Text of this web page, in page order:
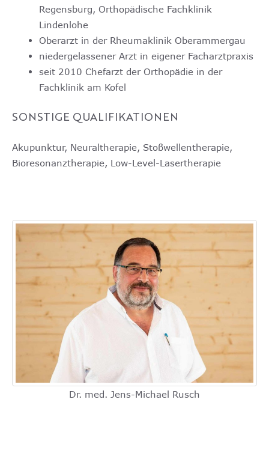
Dr. med. Jens-Michael Rusch
Regensburg, Orthopädische Fachklinik
Lindenlohe
Oberarzt in der Rheumaklinik Oberammergau
niedergelassener Arzt in eigener Facharztpraxis
seit 2010 Chefarzt der Orthopädie in der
Fachklinik am Kofel
SONSTIGE QUALIFIKATIONEN
Akupunktur, Neuraltherapie, Stoßwellentherapie,
Bioresonanztherapie, Low-Level-Lasertherapie